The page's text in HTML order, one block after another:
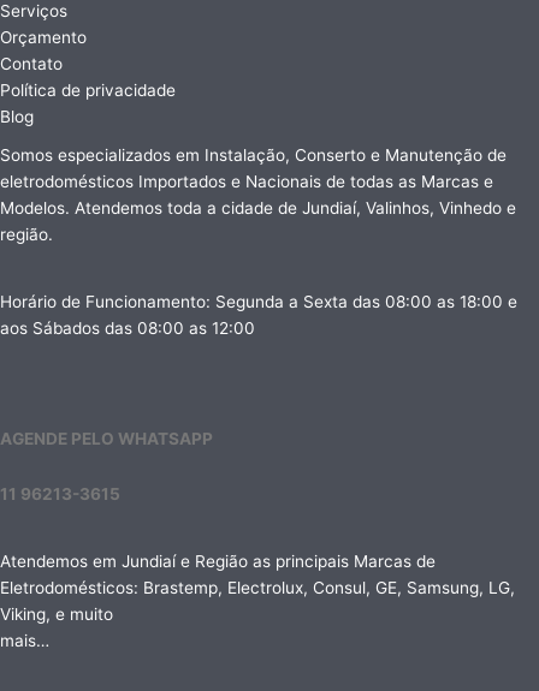
Serviços
Orçamento
Contato
Política de privacidade
Blog
Somos especializados em Instalação, Conserto e Manutenção de
eletrodomésticos Importados e Nacionais de todas as Marcas e
Modelos. Atendemos toda a cidade de Jundiaí, Valinhos, Vinhedo e
região.
Horário de Funcionamento: Segunda a Sexta das 08:00 as 18:00 e
aos Sábados das 08:00 as 12:00
AGENDE PELO WHATSAPP
11 96213-3615
Atendemos em Jundiaí e Região as principais Marcas de
Eletrodomésticos: Brastemp, Electrolux, Consul, GE, Samsung, LG,
Viking, e muito
mais…